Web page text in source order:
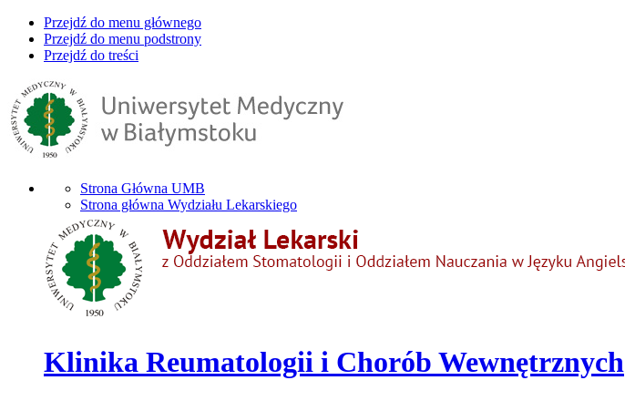
Przejdź do menu głównego
Przejdź do menu podstrony
Przejdź do treści
Strona Główna UMB
Strona główna Wydziału Lekarskiego
Klinika Reumatologii i Chorób Wewnętrznych